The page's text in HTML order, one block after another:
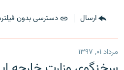
ارسال دسترسی بدون
مرداد ۰۱, ۱۳۹۷